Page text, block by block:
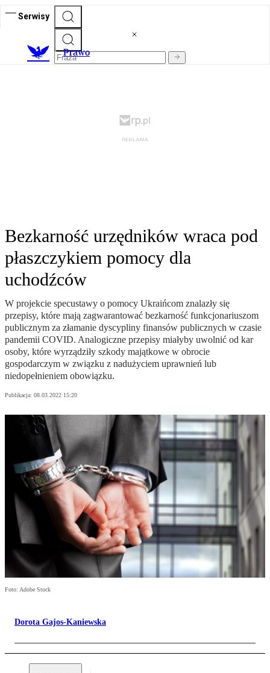
Serwisy
Prawo
Bezkarność urzędników wraca pod
płaszczykiem pomocy dla
uchodźców
W projekcie specustawy o pomocy Ukraińcom znalazły się
przepisy, które mają zagwarantować bezkarność funkcjonariuszom
publicznym za złamanie dyscypliny finansów publicznych w czasie
pandemii COVID. Analogiczne przepisy miałyby uwolnić od kar
osoby, które wyrządziły szkody majątkowe w obrocie
gospodarczym w związku z nadużyciem uprawnień lub
niedopełnieniem obowiązku.
Publikacja: 08.03.2022 15:20
Foto: Adobe Stock
Dorota Gajos-Kaniewska